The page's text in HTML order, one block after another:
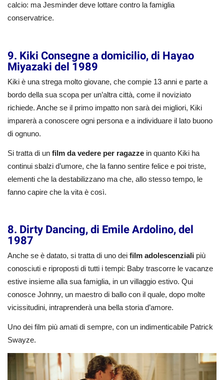
calcio: ma Jesminder deve lottare contro la famiglia
conservatrice.
9. Kiki Consegne a domicilio, di Hayao
Miyazaki del 1989
Kiki è una strega molto giovane, che compie 13 anni e parte a
bordo della sua scopa per un’altra città, come il noviziato
richiede. Anche se il primo impatto non sarà dei migliori, Kiki
imparerà a conoscere ogni persona e a individuare il lato buono
di ognuno.
Si tratta di un film da vedere per ragazze in quanto Kiki ha
continui sbalzi d’umore, che la fanno sentire felice e poi triste,
elementi che la destabilizzano ma che, allo stesso tempo, le
fanno capire che la vita è così.
8. Dirty Dancing, di Emile Ardolino, del
1987
Anche se è datato, si tratta di uno dei film adolescenziali più
conosciuti e riproposti di tutti i tempi: Baby trascorre le vacanze
estive insieme alla sua famiglia, in un villaggio estivo. Qui
conosce Johnny, un maestro di ballo con il quale, dopo molte
vicissitudini, intraprenderà una bella storia d’amore.
Uno dei film più amati di sempre, con un indimenticabile Patrick
Swayze.